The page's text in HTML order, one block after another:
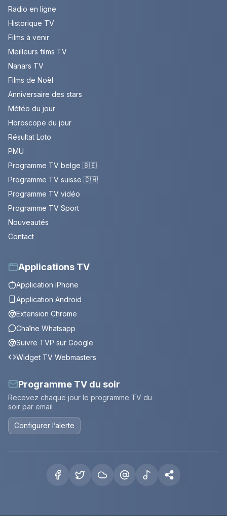
Radio en ligne
Historique TV
Films à venir
Meilleurs films TV
Nanars TV
Films de Noël
Anniversaire des stars
Météo du jour
Horoscope du jour
Résultat Loto
PMU
Programme TV belge 🇧🇪
Programme TV suisse 🇨🇭
Programme TV vidéo
Programme TV Sport
Nouveautés
Contact
Applications TV
Application iPhone
Application Android
Extension Chrome
Chaîne Whatsapp
Suivre TVP sur Google
Widget TV Webmasters
Programme TV du soir
Recevez chaque jour le programme TV du
soir par email
Configurer l’alerte